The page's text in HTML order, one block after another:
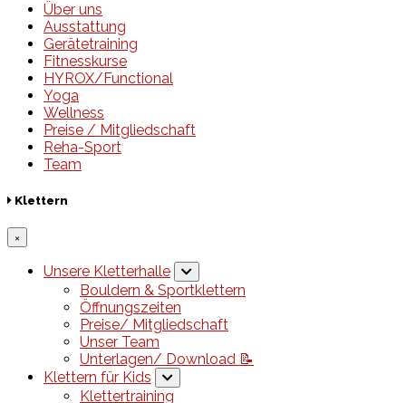
Über uns
Ausstattung
Gerätetraining
Fitnesskurse
HYROX/Functional
Yoga
Wellness
Preise / Mitgliedschaft
Reha-Sport
Team
Klettern
×
Unsere Kletterhalle
Bouldern & Sportklettern
Öffnungszeiten
Preise/ Mitgliedschaft
Unser Team
Unterlagen/ Download 📝
Klettern für Kids
Klettertraining